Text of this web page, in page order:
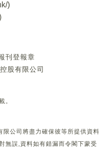
)
刊登報章
股有限公司
。
公司將盡力確保彼等所提供資料
無誤,資料如有錯漏而令閣下蒙受